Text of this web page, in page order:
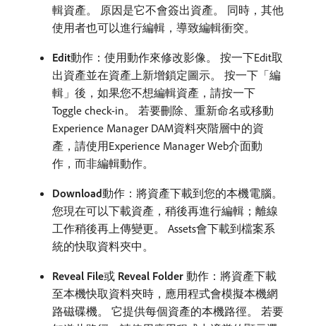
輯資產。 原因是它不會簽出資產。 同時，其他
使用者也可以進行編輯，導致編輯衝突。
Edit​動作：使用動作來修改影像。 按一下Edit取
出資產並在資產上新增鎖定圖示。 按一下「編
輯」後，如果您不想編輯資產，請按一下
Toggle check-in。 若要刪除、重新命名或移動
Experience Manager DAM資料夾階層中的資
產，請使用Experience Manager Web介面動
作，而非編輯動作。
Download​動作：將資產下載到您的本機電腦。
您現在可以下載資產，稍後再進行編輯；離線
工作稍後再上傳變更。 Assets會下載到檔案系
統的快取資料夾中。
Reveal File​或​ Reveal Folder ​動作：將資產下載
至本機快取資料夾時，應用程式會模擬本機網
路磁碟機。 它提供每個資產的本機路徑。 若要